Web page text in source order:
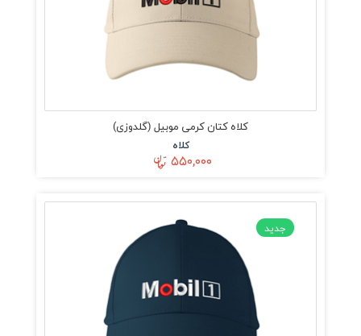
کلاه کتان کرمی موبیل (گلدوزی)
کلاه
۵۵۰,۰۰۰
جدید